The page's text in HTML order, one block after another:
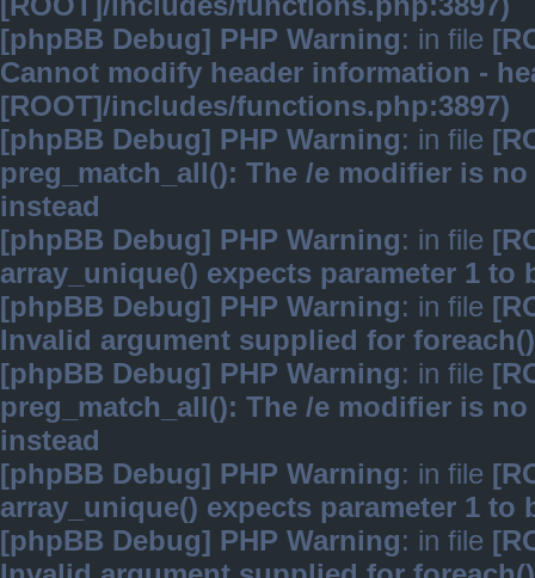
[phpBB Debug] PHP Warning: in file
Cannot modify header information -
[ROOT]/includes/functions.php:3897)
[phpBB Debug] PHP Warning: in file
preg_match_all(): The /e modifier is
instead
[phpBB Debug] PHP Warning: in file
array_unique() expects parameter 1 to
[phpBB Debug] PHP Warning: in file
Invalid argument supplied for foreach()
[phpBB Debug] PHP Warning: in file
preg_match_all(): The /e modifier is
instead
[phpBB Debug] PHP Warning: in file
array_unique() expects parameter 1 to
[phpBB Debug] PHP Warning: in file